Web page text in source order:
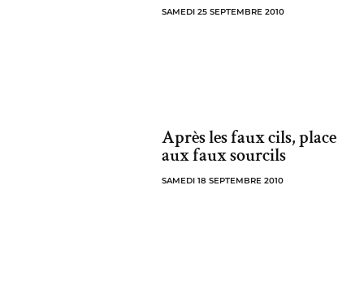
SAMEDI 25 SEPTEMBRE 2010
Après les faux cils, place
aux faux sourcils
SAMEDI 18 SEPTEMBRE 2010